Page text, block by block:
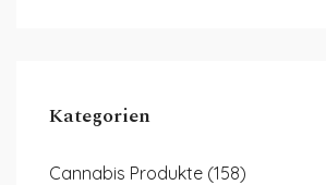
Kategorien
Cannabis Produkte (158)